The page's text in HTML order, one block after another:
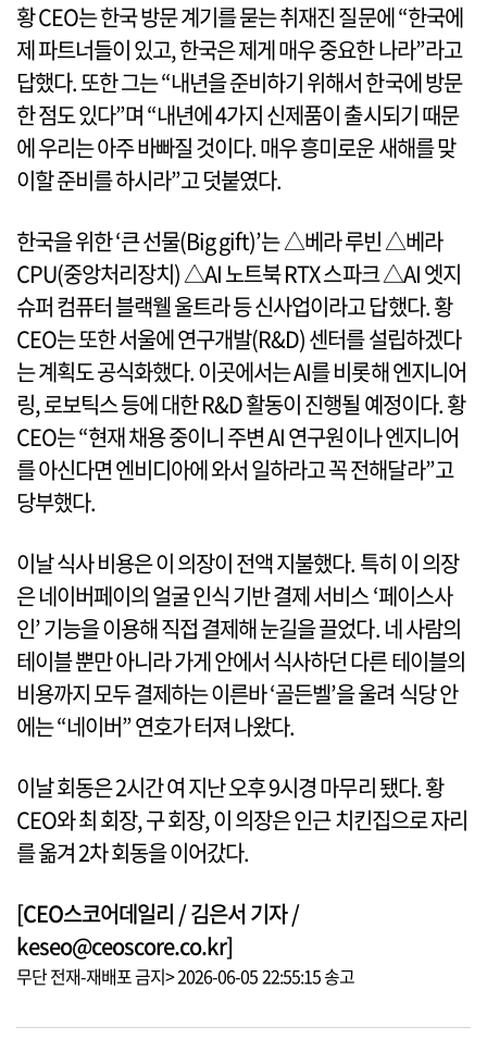
황 CEO는 한국 방문 계기를 묻는 취재진 질문에 “한국에
제 파트너들이 있고, 한국은 제게 매우 중요한 나라”라고
답했다. 또한 그는 “내년을 준비하기 위해서 한국에 방문
한 점도 있다”며 “내년에 4가지 신제품이 출시되기 때문
에 우리는 아주 바빠질 것이다. 매우 흥미로운 새해를 맞
이할 준비를 하시라”고 덧붙였다.
한국을 위한 ‘큰 선물(Big gift)’는 △베라 루빈 △베라
CPU(중앙처리장치) △AI 노트북 RTX 스파크 △AI 엣지
슈퍼 컴퓨터 블랙웰 울트라 등 신사업이라고 답했다. 황
CEO는 또한 서울에 연구개발(R&D) 센터를 설립하겠다
는 계획도 공식화했다. 이곳에서는 AI를 비롯해 엔지니어
링, 로보틱스 등에 대한 R&D 활동이 진행될 예정이다. 황
CEO는 “현재 채용 중이니 주변 AI 연구원이나 엔지니어
를 아신다면 엔비디아에 와서 일하라고 꼭 전해달라”고
당부했다.
이날 식사 비용은 이 의장이 전액 지불했다. 특히 이 의장
은 네이버페이의 얼굴 인식 기반 결제 서비스 ‘페이스사
인’ 기능을 이용해 직접 결제해 눈길을 끌었다. 네 사람의
테이블 뿐만 아니라 가게 안에서 식사하던 다른 테이블의
비용까지 모두 결제하는 이른바 ‘골든벨’을 울려 식당 안
에는 “네이버” 연호가 터져 나왔다.
이날 회동은 2시간 여 지난 오후 9시경 마무리 됐다. 황
CEO와 최 회장, 구 회장, 이 의장은 인근 치킨집으로 자리
를 옮겨 2차 회동을 이어갔다.
[CEO스코어데일리 / 김은서 기자 /
keseo@ceoscore.co.kr]
무단 전재-재배포 금지> 2026-06-05 22:55:15 송고